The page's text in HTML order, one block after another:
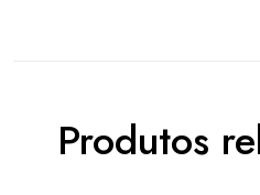
Produtos